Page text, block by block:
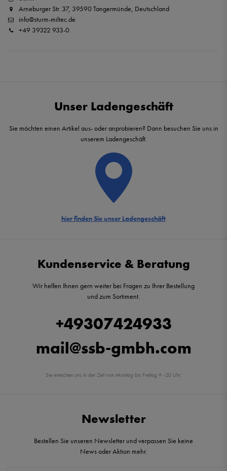
Arneburger Str. 37, 39590 Tangermünde, Deutschland
info@sturm-miltec.de
+49 39322 933-0
Unser Ladengeschäft
Sie möchten einen Artikel aus- oder anprobieren? Dann besuchen Sie uns in
unserem Ladengeschäft.
hier finden Sie unser Ladengeschäft
Kundenservice & Beratung
Wir helfen Ihnen gern weiter bei Fragen zu Ihrer Bestellung
und zum Sortiment.
+49307424933
mail@ssb-gmbh.com
Sie erreichen uns in der Zeit von Montag bis Freitag 9 -20 Uhr.
Newsletter
Bestellen Sie unseren Newsletter und verpassen Sie keine
News oder Aktion mehr.